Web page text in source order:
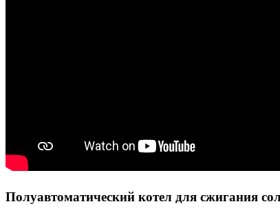
Полуавтоматический котел для сжигания